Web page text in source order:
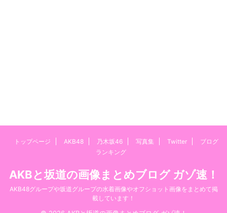
トップページ AKB48 乃木坂46 写真集 Twitter
ブログ
ランキング
AKBと坂道の画像まとめブログ ガゾ速！
AKB48グループや坂道グループの水着画像やオフショット画像をまとめて掲
載しています！